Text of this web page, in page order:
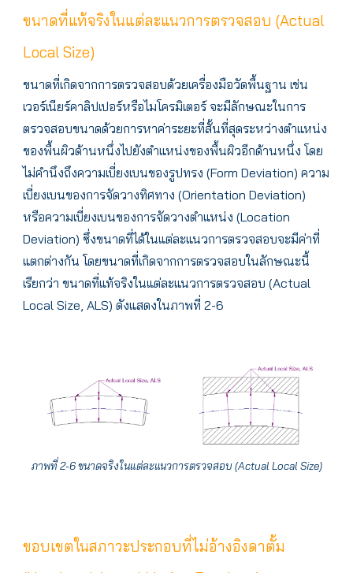
ขนาดที่แท้จริงในแต่ละแนวการตรวจสอบ (Actual
Local Size)
ขนาดที่เกิดจากการตรวจสอบด้วยเครื่องมือวัดพื้นฐาน เช่น
เวอร์เนียร์คาลิปเปอร์หรือไมโครมิเตอร์ จะมีลักษณะในการ
ตรวจสอบขนาดด้วยการหาค่าระยะที่สั้นที่สุดระหว่างตำแหน่ง
ของพื้นผิวด้านหนึ่งไปยังตำแหน่งของพื้นผิวอีกด้านหนึ่ง โดย
ไม่คำนึงถึงความเบี่ยงเบนของรูปทรง (Form Deviation) ความ
เบี่ยงเบนของการจัดวางทิศทาง (Orientation Deviation)
หรือความเบี่ยงเบนของการจัดวางตำแหน่ง (Location
Deviation) ซึ่งขนาดที่ได้ในแต่ละแนวการตรวจสอบจะมีค่าที่
แตกต่างกัน โดยขนาดที่เกิดจากการตรวจสอบในลักษณะนี้
เรียกว่า ขนาดที่แท้จริงในแต่ละแนวการตรวจสอบ (Actual
Local Size, ALS) ดังแสดงในภาพที่ 2-6
ภาพที่ 2-6 ขนาดจริงในแต่ละแนวการตรวจสอบ (Actual Local Size)
ขอบเขตในสภาวะประกอบที่ไม่อ้างอิงดาตั้ม